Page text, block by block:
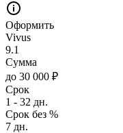
Оформить
Vivus
9.1
Сумма
до 30 000 ₽
Срок
1 - 32 дн.
Срок без %
7 дн.